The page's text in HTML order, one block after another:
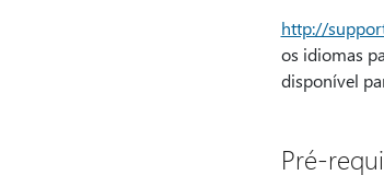
http://
os idiomas
disponível
Pré-